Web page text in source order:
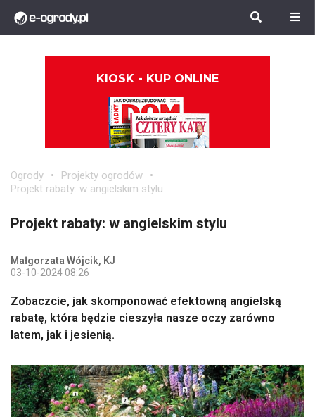
KIOSK - KUP ONLINE
Ogrody
Projekty ogrodów
Projekt rabaty: w angielskim stylu
Projekt rabaty: w angielskim stylu
Małgorzata Wójcik, KJ
03-10-2024 08:26
Zobaczcie, jak skomponować efektowną angielską
rabatę, która będzie cieszyła nasze oczy zarówno
latem, jak i jesienią.